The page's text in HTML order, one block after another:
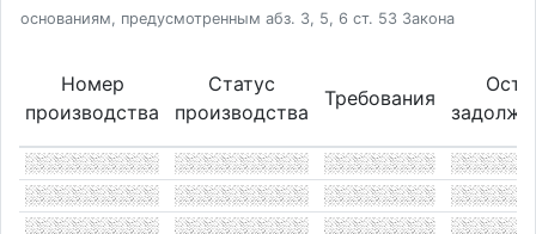
основаниям, предусмотренным абз. 3, 5, 6 ст. 53 Закона
Номер
производства
Статус
производства
Требования